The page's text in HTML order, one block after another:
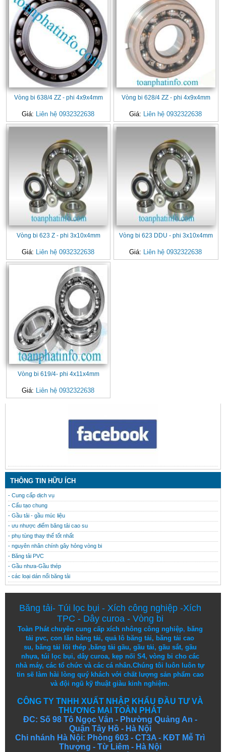
Vòng bi 638/4 ZZ - phi 4x9x4mm
Giá: Liên hệ 0932322638
Vòng bi 628/4 ZZ - phi 4x9x4mm
Giá: Liên hệ 0932322638
Vòng bi 623 Z - phi 3x10x4mm
Giá: Liên hệ 0932322638
Vòng bi 623 DDU - phi 3x10x4mm
Giá: Liên hệ 0932322638
Vòng bi 619/4- phi 4x11x4mm
Giá: Liên hệ 0932322638
THÔNG TIN HỮU ÍCH
- Cung cấp dịch vụ
- Cấu tạo chung
- Gầu tải - gầu múc liệu
- ưu nhược điểm băng tải cao su
- phụ tùng thay thế tốt nhất
- nguyên nhân chính gây hỏng vòng bi
- Băng tải PVC
- Gầu nhưa-Gầu thép
- các loại dán nối băng tải
Băng tải- Túi lọc bụi - Xích công nghiệp-Xích
TPC - Dây curoa- Vòng bi
Toàn Phát chuyên cung cấp xích nhông công nghiệp, băng
tải pvc,con lăn băng tải,quả lô băng tải, băng tải cao
su, băng tải lõi thép, băng tải gầu, gầu tải, gầu sắt, gầu
nhựa, túi lọc bụi, dây curoa, kẹp nối S4, vòng bi cho các
nhà máy, các tổ chức và các cá nhân.Chúng tôi luôn luôn tự
tin sẽ làm hài lòng quý khách với chất lượng sảnphẩm cao
vàđội ngũ kỹ thuậtgiàu kinh nghiệm.
CÔNG TY TNHH XUẤT NHẬP KHẨU ĐẦU TƯ VÀ
THƯƠNG MẠI TOÀN PHÁT
ĐC: Số 98 Tô Ngọc Vân - Phường Quảng An -
Quận Tây Hồ - Hà Nội
Chi nhánh Hà Nội: Phòng 603 - CT3A - KĐT Mễ Trì
Thượng - Từ Liêm - Hà Nội